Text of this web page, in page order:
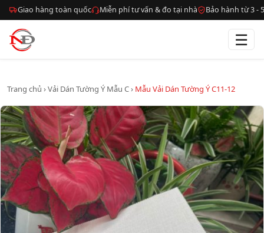
Giao hàng toàn quốc Miễn phí tư vấn & đo tại nhà Bảo hành từ 3 -
☰
Trang chủ ›Vải Dán Tường Ý Mẫu C› Mẫu Vải Dán Tường Ý C11-12